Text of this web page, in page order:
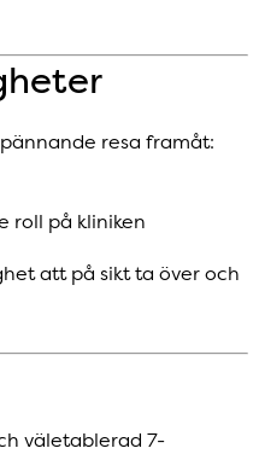
resa framåt:
roll på kliniken
att på sikt ta över och
väletablerad 7-